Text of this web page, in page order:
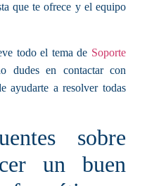
que te ofrece y el equipo
todo el tema de Soporte
dudes en contactar con
ayudarte a resolver todas
sobre
un buen